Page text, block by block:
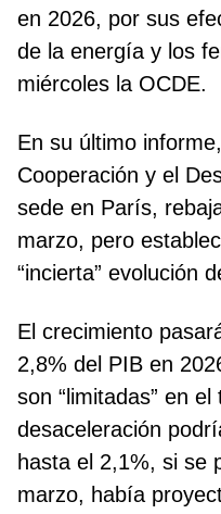
en 2026, por sus
de la energía y los
miércoles la OCDE.
En su último
Cooperación y el
sede en París,
marzo, pero
“incierta” evolución
El crecimiento
2,8% del PIB en
son “limitadas” en
desaceleración
hasta el 2,1%, si se
marzo, había